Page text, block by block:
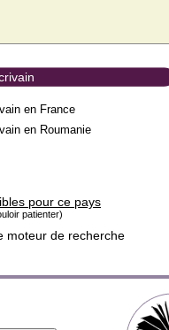
en France
en Roumanie
pour ce pays
patienter)
moteur de recherche